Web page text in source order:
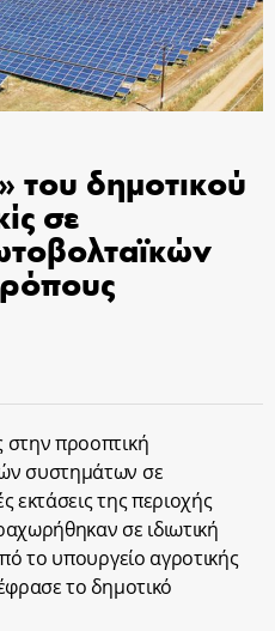
δημοτικού
σε
προοπτική
συστημάτων σε
εκτάσεις της περιοχής
σε ιδιωτική
το υπουργείο αγροτικής
το δημοτικό